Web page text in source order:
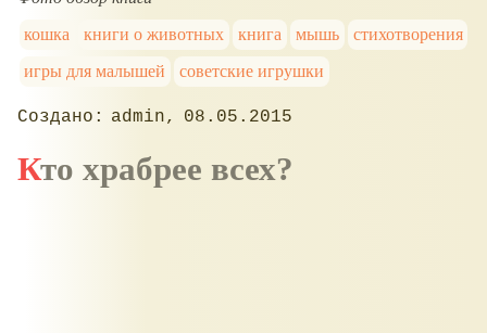
кошка
книги о животных книга мышь
стихотворения
игры для малышей
советские игрушки
admin 08.05.2015
Кто храбрее всех?